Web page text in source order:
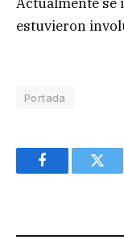
estuvieron
Portada
Facebook